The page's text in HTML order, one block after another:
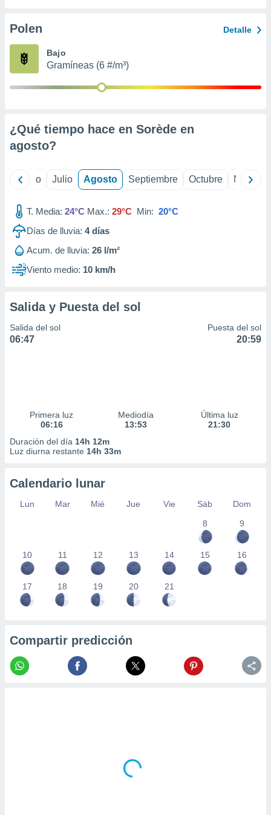
e
mediante
de
1199
Polen Detalle
Bajo
Gramíneas (6 #/m³)
¿Qué tiempo hace en Sorède en
agosto?
Junio Julio Agosto Septiembre Octubre
T. Media: 24°C Max.: 29°C Min: 20°C
Días de lluvia: 4días
Acum. de lluvia: 26 l/m²
Viento medio: 10 km/h
Salida y Puesta del sol
Salida del sol
06:47
Puesta del sol
20:59
Primera luz
06:16
Mediodía
13:53
Última luz
21:30
Duración del día 14h 12m
Luz diurna restante 14h 33m
Calendario lunar
Lun Mar Mié Jue Vie Sáb
Dom
8
9
10 11 12 13 14 15 16
17 18 19 20 21
Compartir predicción